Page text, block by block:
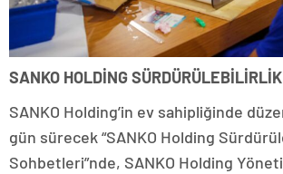
SANKO HOLDİNG
SANKO Holding’in ev sahipliğinde
gün sürecek “SANKO Holding
Sohbetleri”nde, SANKO Holding